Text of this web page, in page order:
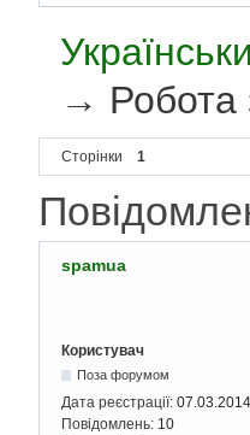
→ Робота
Сторінки 1
spamua
Користувач
Поза форумом
Дата реєстрації: 07.03.2014
Повідомлень: 10